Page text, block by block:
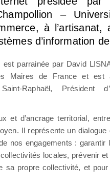
–
à
d’information de
parrainée par David
Maires de France et est
Raphaël, Président
et d’ancrage territorial,
Il représente un dialogue
nos engagements : garantir
locales, prévenir
sa propre collectivité, et